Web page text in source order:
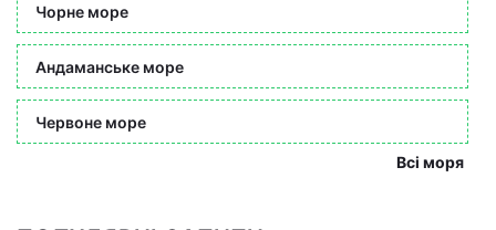
Чорне море
Андаманське море
Червоне море
Всі моря